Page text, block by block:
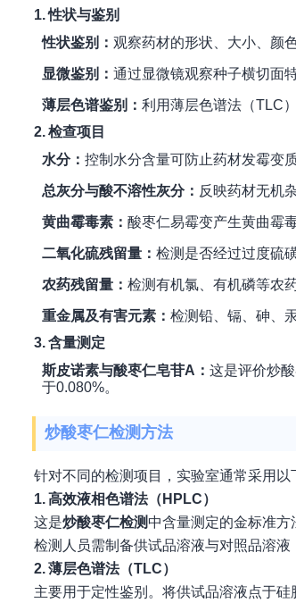
1. 性状与鉴别
性状鉴别： 观察药材的形状、大小、颜
显微鉴别： 通过显微镜观察种子横切面
薄层色谱鉴别： 利用薄层色谱法（TLC
2. 检查项目
水分： 控制水分含量可防止药材发霉变
总灰分与酸不溶性灰分： 反映药材无机
黄曲霉毒素： 酸枣仁易霉变产生黄曲霉
二氧化硫残留量： 检测是否经过过度硫
农药残留量： 检测有机氯、有机磷等农
重金属及有害元素： 检测铅、镉、砷、
3. 含量测定
斯皮诺素与酸枣仁皂苷A： 这是评价炒
于0.080%。
炒酸枣仁检测方法
针对不同的检测项目，实验室通常采用以
1. 高效液相色谱法（HPLC）
这是炒酸枣仁检测中含量测定的金标准方
检测人员需制备供试品溶液与对照品溶液
2. 薄层色谱法（TLC）
主要用于定性鉴别。将供试品溶液点于